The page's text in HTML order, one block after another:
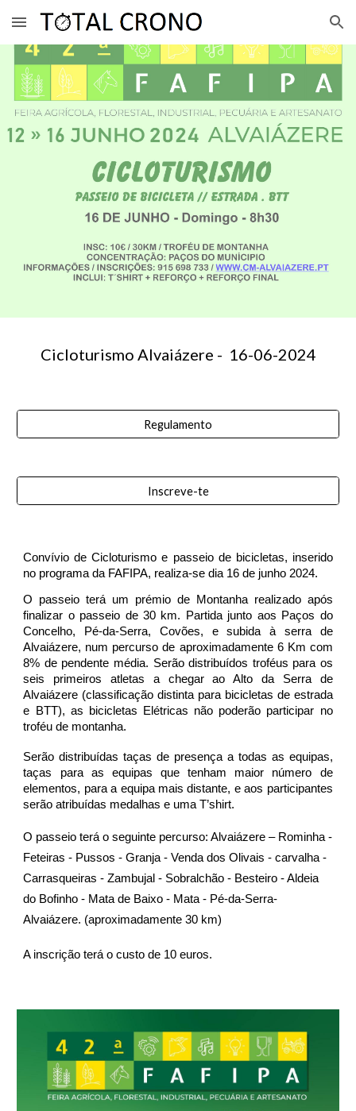
Skip to main content Skip to navigation
Cicloturismo Alvaiázere - 16-06-2024
Regulamento
Inscreve-te
Convívio de Cicloturismo e passeio de bicicletas, inserido
no programa da FAFIPA, realiza-se dia 16 de junho 2024.
O passeio terá um prémio de Montanha realizado após
finalizar o passeio de 30 km. Partida junto aos Paços do
Concelho, Pé-da-Serra, Covões, e subida à serra de
Alvaiázere, num percurso de aproximadamente 6 Km com
8% de pendente média. Serão distribuídos troféus para os
seis primeiros atletas a chegar ao Alto da Serra de
Alvaiázere (classificação distinta para bicicletas de estrada
e BTT), as bicicletas Elétricas não poderão participar no
troféu de montanha.
Serão distribuídas taças de presença a todas as equipas,
taças para as equipas que tenham maior número de
elementos, para a equipa mais distante, e aos participantes
serão atribuídas medalhas e uma T’shirt.
O passeio terá o seguinte percurso: Alvaiázere – Rominha -
Feteiras - Pussos - Granja - Venda dos Olivais - carvalha -
Carrasqueiras - Zambujal - Sobralchão - Besteiro - Aldeia
do Bofinho - Mata de Baixo - Mata - Pé-da-Serra-
Alvaiázere. (aproximadamente 30 km)
A inscrição terá o custo de 10 euros.